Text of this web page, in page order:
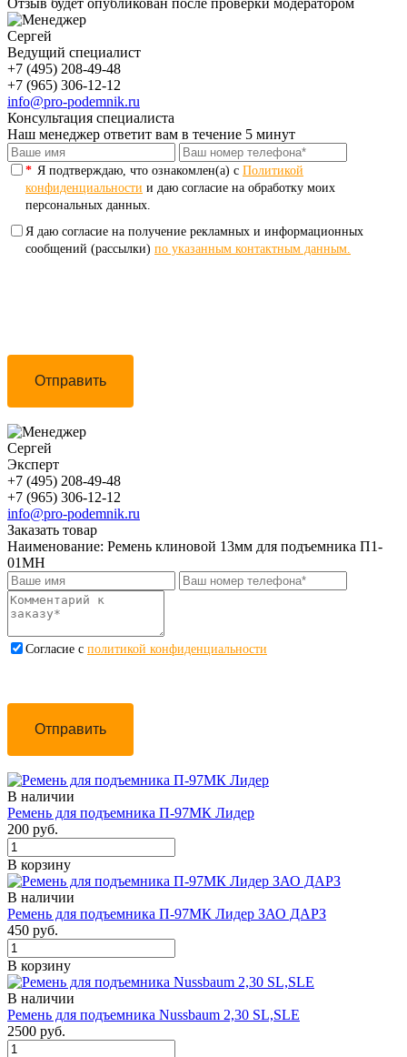
Сергей
Ведущий специалист
+7 (495) 208-49-48
+7 (965) 306-12-12
info@pro-podemnik.ru
Консультация специалиста
Наш менеджер ответит вам в течение 5 минут
* Я подтверждаю, что ознакомлен(а) с Политикой
конфиденциальности и даю согласие на обработку моих
персональных данных.
Я даю согласие на получение рекламных и информационных
сообщений (рассылки) по указанным контактным данным.
Отправить
Сергей
Эксперт
+7 (495) 208-49-48
+7 (965) 306-12-12
info@pro-podemnik.ru
Заказать товар
Наименование: Ремень клиновой 13мм для подъемника П1-
01МН
Cогласие с политикой конфиденциальности
Отправить
В наличии
Ремень для подъемника П-97МК Лидер
200 руб.
В корзину
В наличии
Ремень для подъемника П-97МК Лидер ЗАО ДАРЗ
450 руб.
В корзину
В наличии
Ремень для подъемника Nussbaum 2,30 SL,SLE
2500 руб.